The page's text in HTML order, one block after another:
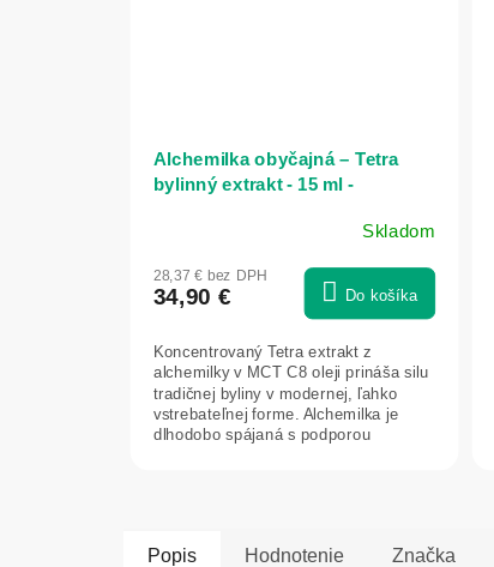
Alchemilka obyčajná – Tetra
bylinný extrakt - 15 ml -
Skladom
28,37 € bez DPH
34,90 € Do košíka
Koncentrovaný Tetra extrakt z
alchemilky v MCT C8 oleji prináša silu
tradičnej byliny v modernej, ľahko
vstrebateľnej forme. Alchemilka je
dlhodobo spájaná s podporou
Popis Hodnotenie Značka